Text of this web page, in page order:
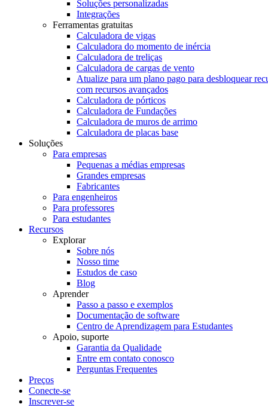
Soluções personalizadas
Integrações
Ferramentas gratuitas
Calculadora de vigas
Calculadora do momento de inércia
Calculadora de treliças
Calculadora de cargas de vento
Atualize para um plano pago para desbloquear
com recursos avançados
Calculadora de pórticos
Calculadora de Fundações
Calculadora de muros de arrimo
Calculadora de placas base
Soluções
Para empresas
Pequenas a médias empresas
Grandes empresas
Fabricantes
Para engenheiros
Para professores
Para estudantes
Recursos
Explorar
Sobre nós
Nosso time
Estudos de caso
Blog
Aprender
Passo a passo e exemplos
Documentação de software
Centro de Aprendizagem para Estudantes
Apoio, suporte
Garantia da Qualidade
Entre em contato conosco
Perguntas Frequentes
Preços
Conecte-se
Inscrever-se